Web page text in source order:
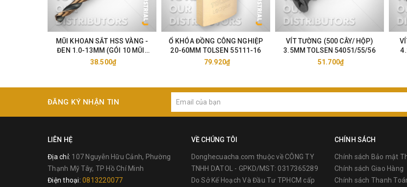
MŨI KHOAN SẮT HSS VÀNG -
ĐEN 1.0-13MM (GÓI 10 MŨI)
TOLSEN 75105-33
38.500₫
Ổ KHÓA ĐỒNG CÔNG NGHIỆP
20-60MM TOLSEN 55111-16
79.920₫
VÍT TƯỜNG (500 CÂY/ HỘP)
3.5MM TOLSEN 54051/55/56
51.700₫
ĐĂNG KÝ NHẬN TIN
LIÊN HỆ
Địa chỉ: 107 Nguyễn Hữu Cảnh, Phường
Thạnh Mỹ Tây, TP Hồ Chí Minh
Điện thoại: 0813220077
VỀ CHÚNG TÔI
Donghecuacha.com thuộc về CÔNG TY
TNHH DATOL - GPKD/MST: 0317365289
Do Sở Kế Hoạch Và Đầu Tư TPHCM cấp
CHÍNH SÁCH
Chính sách Bảo mật
Chính sách Giao Hàng
Chính sách Thanh